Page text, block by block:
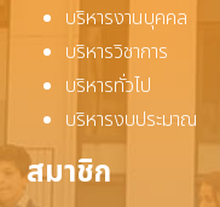
บริหารงานบุคคล
บริหารวิชาการ
บริหารทั่วไป
บริหารงบประมาณ
สมาชิก